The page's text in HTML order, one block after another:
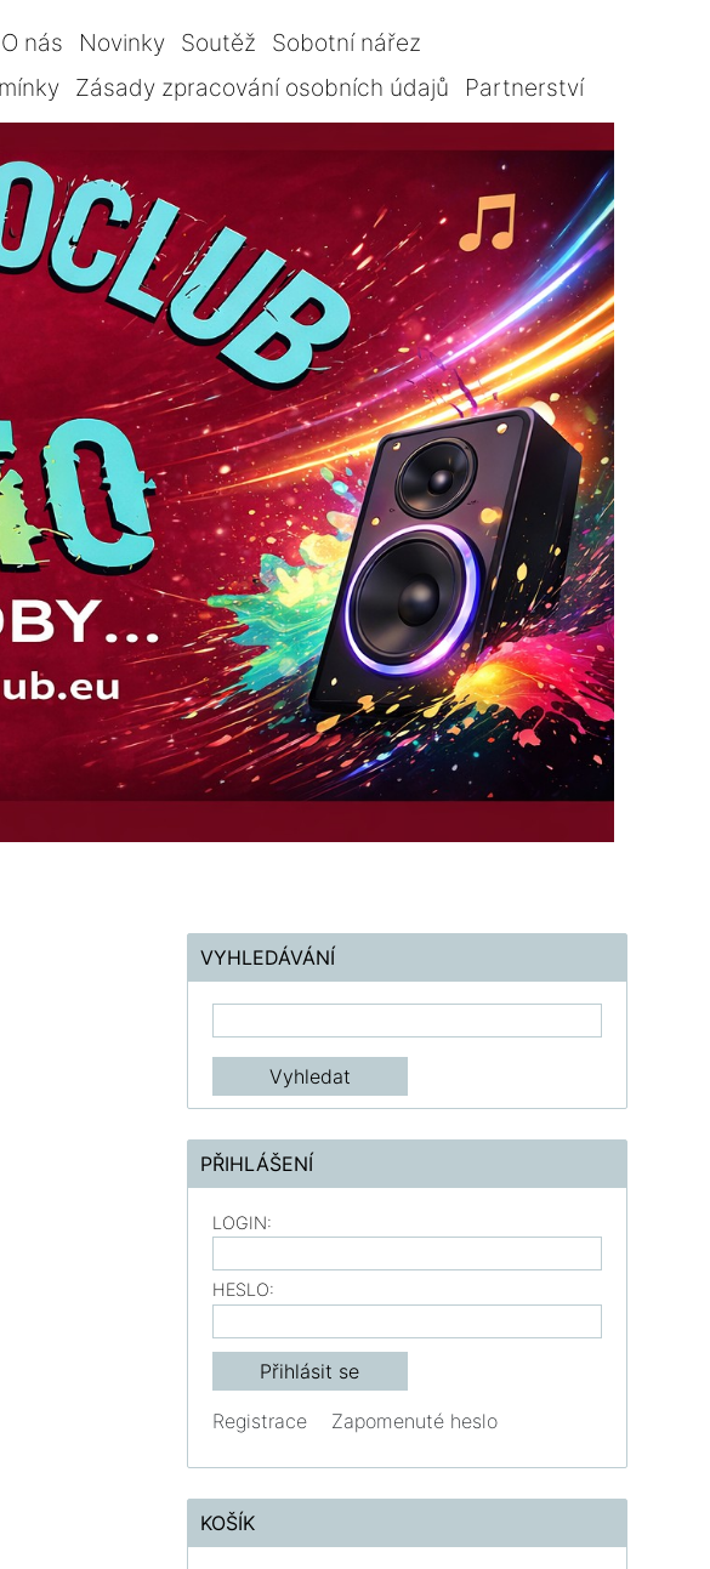
O nás Novinky Soutěž
Sobotní nářez
Zásady zpracování osobních údajů Partnerství
VYHLEDÁVÁNÍ
PŘIHLÁŠENÍ
LOGIN:
HESLO:
Registrace Zapomenuté heslo
KOŠÍK